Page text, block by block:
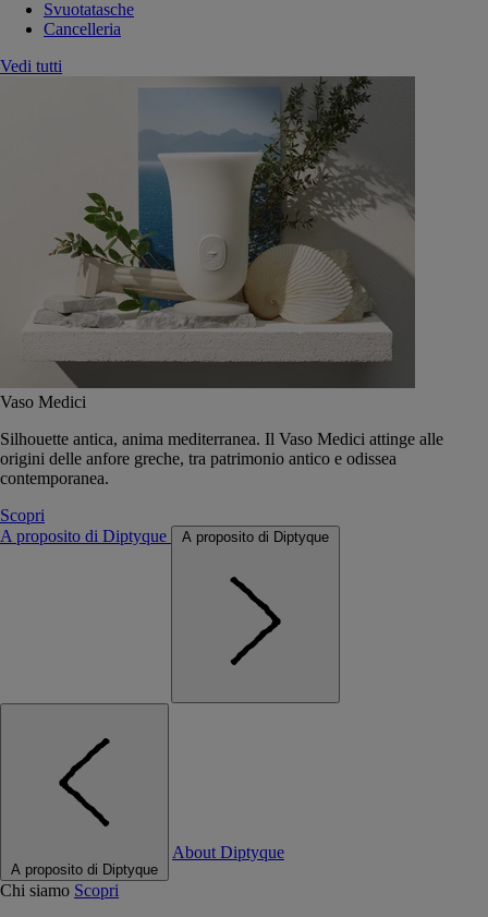
Svuotatasche
Cancelleria
Vedi tutti
Vaso Medici
Silhouette antica, anima mediterranea. Il Vaso Medici attinge alle
origini delle anfore greche, tra patrimonio antico e odissea
contemporanea.
Scopri
A proposito di Diptyque
A proposito di Diptyque
A proposito di Diptyque
About Diptyque
Chi siamo Scopri